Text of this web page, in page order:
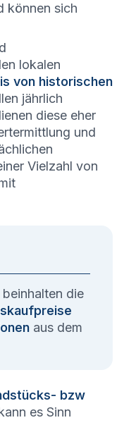
können sich
lokalen
von historischen
jährlich
diese eher
und
Vielzahl von
die
aus dem
bzw
es Sinn